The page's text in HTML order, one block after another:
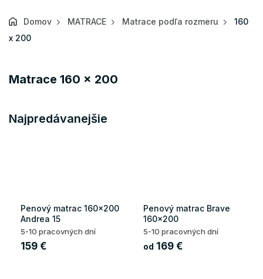
Domov MATRACE Matrace podľa rozmeru
160
x 200
Matrace 160 x 200
Najpredávanejšie
Penový matrac 160x200
Andrea 15
5-10 pracovných dní
159 €
Penový matrac Brave
160x200
5-10 pracovných dní
od 169 €